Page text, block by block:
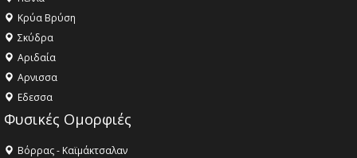
Κρύα Βρύση
Σκύδρα
Αριδαία
Aρνισσα
Eδεσσα
Φυσικές Ομορφιές
Βόρρας - Καϊμάκτσαλαν